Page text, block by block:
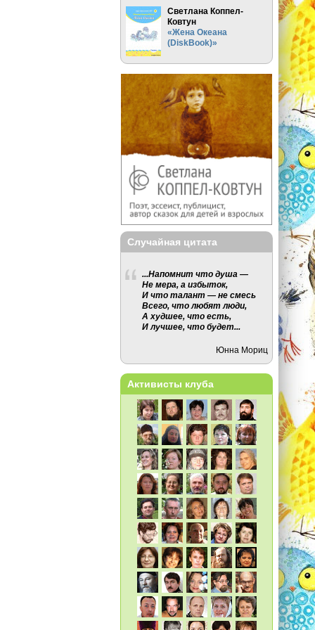
Светлана Коппел-
Ковтун
«Жена Океана
(DiskBook)»
Случайная цитата
...Напомнит что душа —
Не мера, а избыток,
И что талант — не смесь
Всего, что любят люди,
А худшее, что есть,
И лучшее, что будет...
Юнна Мориц
Активисты клуба